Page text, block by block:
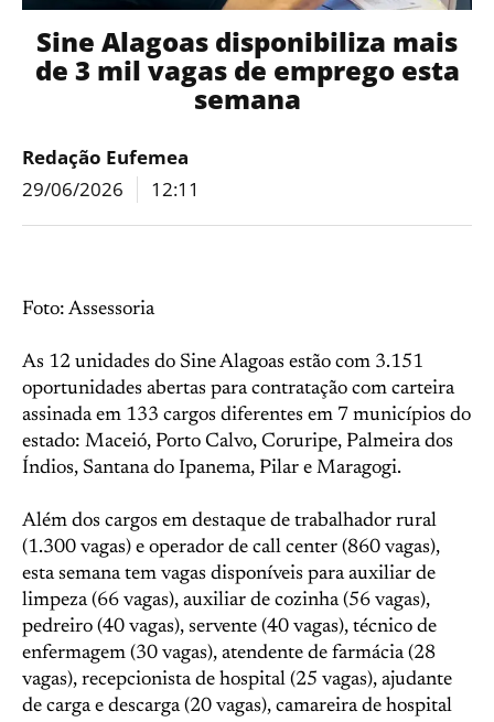
Sine Alagoas disponibiliza mais
de 3 mil vagas de emprego esta
semana
Redação Eufemea
29/06/2026
12:11
Foto: Assessoria
As 12 unidades do Sine Alagoas estão com 3.151
oportunidades abertas para contratação com carteira
assinada em 133 cargos diferentes em 7 municípios do
estado: Maceió, Porto Calvo, Coruripe, Palmeira dos
Índios, Santana do Ipanema, Pilar e Maragogi.
Além dos cargos em destaque de trabalhador rural
(1.300 vagas) e operador de call center (860 vagas),
esta semana tem vagas disponíveis para auxiliar de
limpeza (66 vagas), auxiliar de cozinha (56 vagas),
pedreiro (40 vagas), servente (40 vagas), técnico de
enfermagem (30 vagas), atendente de farmácia (28
vagas), recepcionista de hospital (25 vagas), ajudante
de carga e descarga (20 vagas), camareira de hospital